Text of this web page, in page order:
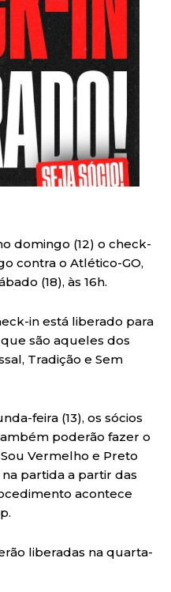
domingo (12) o check-
contra o Atlético-GO,
(18), às 16h.
in está liberado para
são aqueles dos
Tradição e Sem
feira (13), os sócios
poderão fazer o
Vermelho e Preto
partida a partir das
acontece
liberadas na quarta-